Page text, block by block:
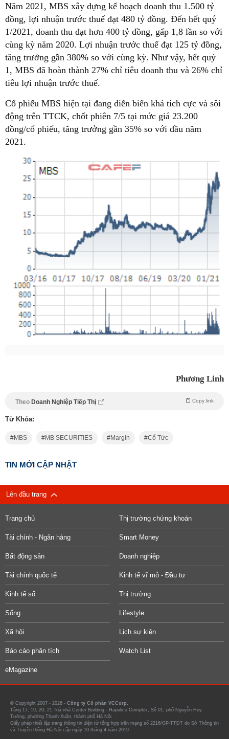
Năm 2021, MBS xây dựng kế hoạch doanh thu 1.500 tỷ
đồng, lợi nhuận trước thuế đạt 480 tỷ đồng. Đến hết quý
1/2021, doanh thu đạt hơn 400 tỷ đồng, gấp 1,8 lần so với
cùng kỳ năm 2020. Lợi nhuận trước thuế đạt 125 tỷ đồng,
tăng trưởng gần 380% so với cùng kỳ. Như vậy, hết quý
1, MBS đã hoàn thành 27% chỉ tiêu doanh thu và 26% chỉ
tiêu lợi nhuận trước thuế.
Cổ phiếu MBS hiện tại đang diễn biến khá tích cực và sôi
động trên TTCK, chốt phiên 7/5 tại mức giá 23.200
đồng/cổ phiếu, tăng trưởng gần 35% so với đầu năm
2021.
Phương Linh
Theo Doanh Nghiệp Tiếp Thị Copy link
Từ Khóa:
MBS MB SECURITIES Margin Cổ Tức
TIN MỚI CẬP NHẬT
Lên đầu trang
Trang chủ Thị trường chứng khoán
Tài chính - Ngân hàng Smart Money
Bất động sản Doanh nghiệp
Tài chính quốc tế Kinh tế vĩ mô - Đầu tư
Kinh tế số Thị trường
Sống Lifestyle
Xã hội Lịch sự kiện
Báo cáo phân tích Watch List
eMagazine
© Copyright 2007 - 2026 - Công ty Cổ phần VCCorp.
Tầng 17, 19, 20, 21 Toà nhà Center Building - Hapulico Complex, Số 01, phố Nguyễn Huy
Tưởng, phường Thanh Xuân, thành phố Hà Nội
Giấy phép thiết lập trang thông tin điện tử tổng hợp trên mạng số 2216/GP-TTĐT do Sở Thông tin
và Truyền thông Hà Nội cấp ngày 10 tháng 4 năm 2019.